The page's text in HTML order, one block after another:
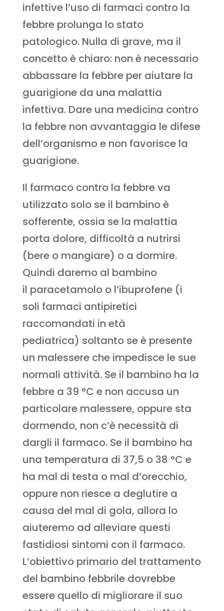
infettive l’uso di farmaci contro la
febbre prolunga lo stato
patologico. Nulla di grave, ma il
concetto è chiaro: non è necessario
abbassare la febbre per aiutare la
guarigione da una malattia
infettiva. Dare una medicina contro
la febbre non avvantaggia le difese
dell’organismo e non favorisce la
guarigione.
Il farmaco contro la febbre va
utilizzato solo se il bambino è
sofferente, ossia se la malattia
porta dolore, difficoltà a nutrirsi
(bere o mangiare) o a dormire.
Quindi daremo al bambino
il paracetamolo o l’ibuprofene (i
soli farmaci antipiretici
raccomandati in età
pediatrica) soltanto se è presente
un malessere che impedisce le sue
normali attività. Se il bambino ha la
febbre a 39 °C e non accusa un
particolare malessere, oppure sta
dormendo, non c’è necessità di
dargli il farmaco. Se il bambino ha
una temperatura di 37,5 o 38 °C e
ha mal di testa o mal d’orecchio,
oppure non riesce a deglutire a
causa del mal di gola, allora lo
aiuteremo ad alleviare questi
fastidiosi sintomi con il farmaco.
L’obiettivo primario del trattamento
del bambino febbrile dovrebbe
essere quello di migliorare il suo